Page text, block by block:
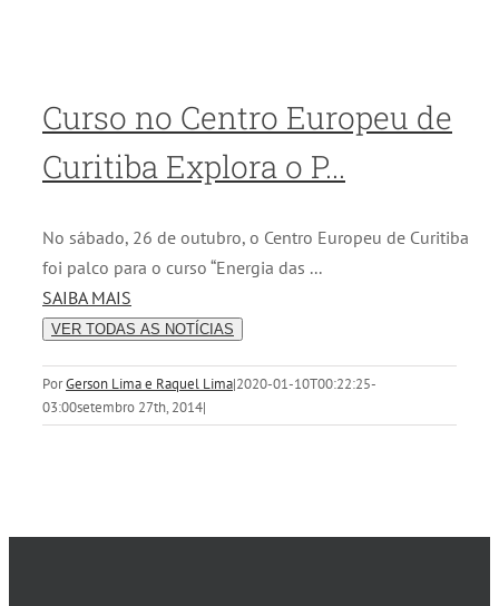
Curso no Centro Europeu de
Curitiba Explora o P...
No sábado, 26 de outubro, o Centro Europeu de Curitiba
foi palco para o curso “Energia das ...
SAIBA MAIS
VER TODAS AS NOTÍCIAS
PorGerson Lima e Raquel Lima|2020-01-10T00:22:25-
03:00setembro 27th, 2014|